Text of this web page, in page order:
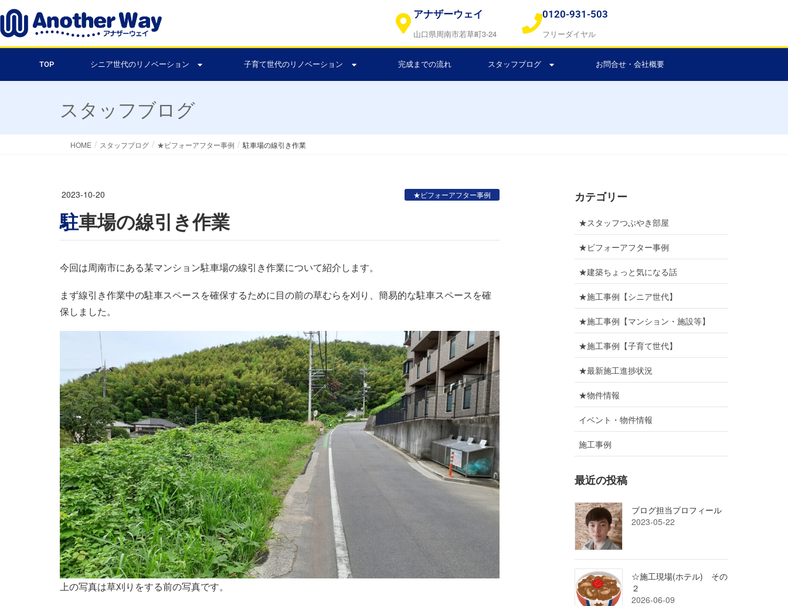
アナザーウェイ
山口県周南市若草町3-24
0120-931-503
フリーダイヤル
TOP シニア世代のリノベーション 子育て世代のリノベーション 完成までの流れ スタッフブログ お問合せ・会社概要
スタッフブログ
HOME スタッフブログ ★ビフォーアフター事例 駐車場の線引き作業
2023-10-20 ★ビフォーアフター事例
駐車場の線引き作業
今回は周南市にある某マンション駐車場の線引き作業について紹介します。
まず線引き作業中の駐車スペースを確保するために目の前の草むらを刈り、簡易的な駐車スペースを確
保しました。
上の写真は草刈りをする前の写真です。
カテゴリー
★スタッフつぶやき部屋
★ビフォーアフター事例
★建築ちょっと気になる話
★施工事例【シニア世代】
★施工事例【マンション・施設等】
★施工事例【子育て世代】
★最新施工進捗状況
★物件情報
イベント・物件情報
施工事例
最近の投稿
ブログ担当プロフィール
2023-05-22
☆施工現場(ホテル) その
２
2026-06-09